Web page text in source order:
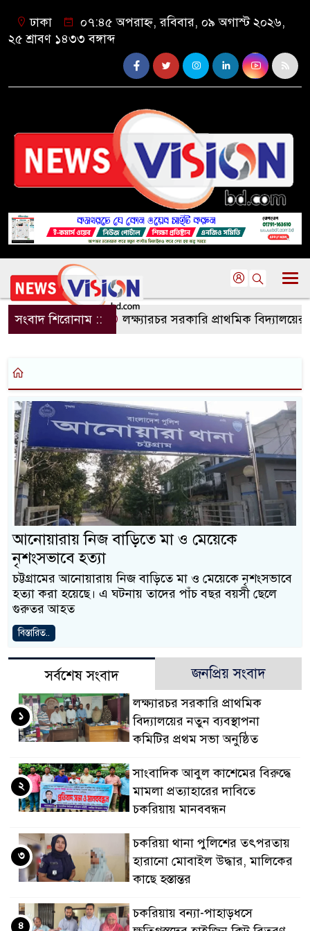
ঢাকা
০৭:৪৫ অপরাহ্ন, রবিবার, ০৯ অগাস্ট ২০২৬,
২৫ শ্রাবণ ১৪৩৩ বঙ্গাব্দ
সংবাদ শিরোনাম :: লক্ষ্যারচর সরকারি প্রাথমিক বিদ্যালয়ের
আনোয়ারায় নিজ বাড়িতে মা ও মেয়েকে
নৃশংসভাবে হত্যা
চট্টগ্রামের আনোয়ারায় নিজ বাড়িতে মা ও মেয়েকে নৃশংসভাবে
হত্যা করা হয়েছে। এ ঘটনায় তাদের পাঁচ বছর বয়সী ছেলে
গুরুতর আহত
বিস্তারিত..
সর্বশেষ সংবাদ জনপ্রিয় সংবাদ
লক্ষ্যারচর সরকারি প্রাথমিক
বিদ্যালয়ের নতুন ব্যবস্থাপনা
কমিটির প্রথম সভা অনুষ্ঠিত
১
সাংবাদিক আবুল কাশেমের বিরুদ্ধে
মামলা প্রত্যাহারের দাবিতে
চকরিয়ায় মানববন্ধন
২
চকরিয়া থানা পুলিশের তৎপরতায়
হারানো মোবাইল উদ্ধার, মালিকের
কাছে হস্তান্তর
৩
চকরিয়ায় বন্যা-পাহাড়ধসে
৪